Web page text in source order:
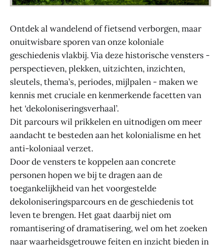
Ontdek al wandelend of fietsend verborgen, maar
onuitwisbare sporen van onze koloniale
geschiedenis vlakbij. Via deze historische vensters -
perspectieven, plekken, uitzichten, inzichten,
sleutels, thema’s, periodes, mijlpalen - maken we
kennis met cruciale en kenmerkende facetten van
het ‘dekoloniseringsverhaal’.
Dit parcours wil prikkelen en uitnodigen om meer
aandacht te besteden aan het kolonialisme en het
anti-koloniaal verzet.
Door de vensters te koppelen aan concrete
personen hopen we bij te dragen aan de
toegankelijkheid van het voorgestelde
dekoloniseringsparcours en de geschiedenis tot
leven te brengen. Het gaat daarbij niet om
romantisering of dramatisering, wel om het zoeken
naar waarheidsgetrouwe feiten en inzicht bieden in